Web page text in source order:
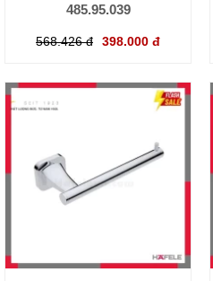
485.95.039
568.426 đ 398.000 đ